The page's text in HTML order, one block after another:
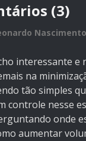
(3)
interessante e
na
tão simples
controle nesse
onde
aumentar